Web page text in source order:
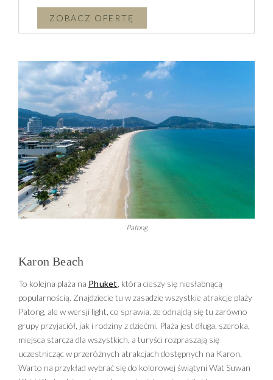
w Kanchanaburi i niebiańskie plaże | Bangkok,
Kanchanaburi, Krabi, Koh Phi Phi
Luksusowe wakacje w Tajlandii? Rozpoczniecie od
Bangkoku, oszałamiającego i zachwycającego, gdzie
pod pełnymi przepychu, kipiącymi złotem
świątyniami i pałacami rozkładają się skromne
stoiska z obłędnie pachnącym ulicznym jedzeniem.
Następnie czeka Was przygoda w Kanchanaburi,
gdzie poczujecie klimat birmański i zobaczycie słynny
most na rzece Kwai, zaś ostatnie dni luksusowych
wczasów w Tajlandii spędzicie w Krabi i na Koh Phi
Phi – dwóch plażach, mogących konkurować o
Patong
Karon Beach
To kolejna plaża na Phuket , która cieszy się niesłabnącą
popularnością. Znajdziecie tu w zasadzie wszystkie atrakcje plaży
Patong, ale w wersji light, co sprawia, że odnajdą się tu zarówno
grupy przyjaciół, jak i rodziny z dziećmi. Plaża jest długa, szeroka,
miejsca starcza dla wszystkich, a turyści rozpraszają się
uczestnicząc w przeróżnych atrakcjach dostępnych na Karon.
Warto na przykład wybrać się do kolorowej świątyni Wat Suwan